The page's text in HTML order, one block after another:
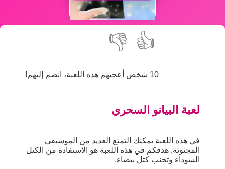
👍
👎
10 شخص أعجبهم هذه اللعبة، انضم إليهم!
لعبة البيانو السحري
في هذه اللعبة يمكنك التمتع العديد من الموسيقى
المجنونة, هدفكم في هذه اللعبة هو الاستفادة من الكتل
السوداء وتجنب كتل بيضاء.